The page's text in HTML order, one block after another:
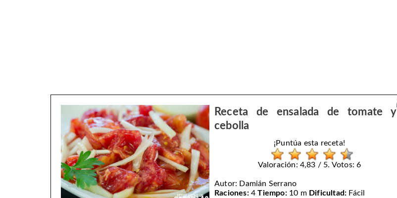
Receta de ensalada de tomate y
cebolla
¡Puntúa esta receta!
Valoración: 4,83 / 5. Votos: 6
Autor: Damián Serrano
Raciones: 4 Tiempo: 10 m Dificultad: Fácil